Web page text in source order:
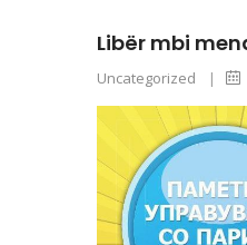
Libër mbi
Uncategorized |